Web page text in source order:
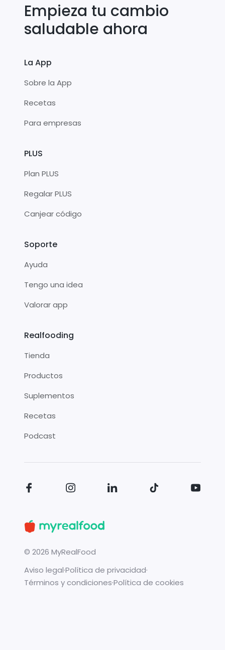
Empieza tu cambio
saludable ahora
La App
Sobre la App
Recetas
Para empresas
PLUS
Plan PLUS
Regalar PLUS
Canjear código
Soporte
Ayuda
Tengo una idea
Valorar app
Realfooding
Tienda
Productos
Suplementos
Recetas
Podcast
© 2026 MyRealFood
Aviso legal·Política de privacidad·
Términos y condiciones·Política de cookies